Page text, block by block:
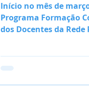
Início no mês de
Programa Formação
dos Docentes da Rede